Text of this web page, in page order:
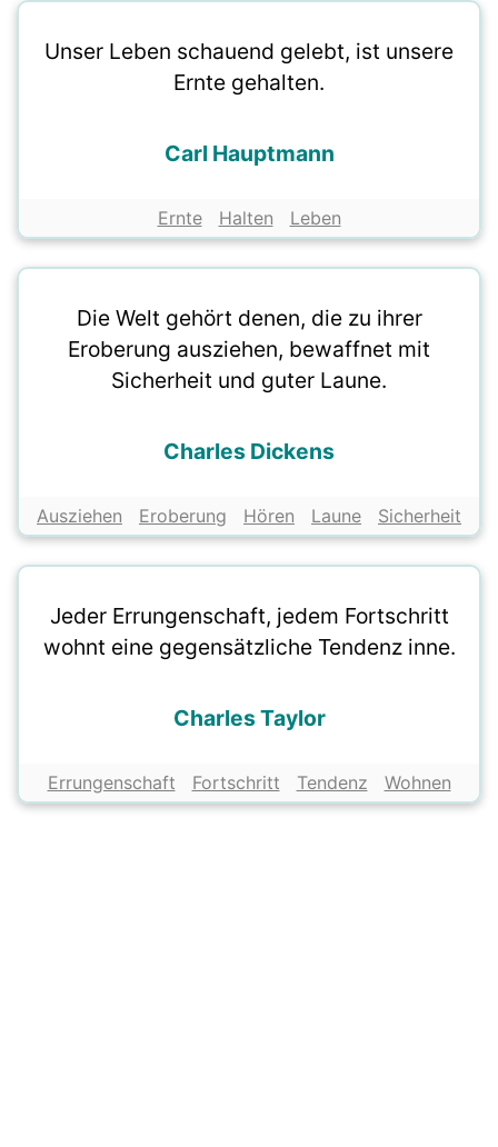
Unser Leben schauend gelebt, ist unsere
Ernte gehalten.
Carl Hauptmann
Ernte Halten Leben
Die Welt gehört denen, die zu ihrer
Eroberung ausziehen, bewaffnet mit
Sicherheit und guter Laune.
Charles Dickens
Ausziehen Eroberung Hören Laune Sicherheit
Jeder Errungenschaft, jedem Fortschritt
wohnt eine gegensätzliche Tendenz inne.
Charles Taylor
Errungenschaft Fortschritt Tendenz Wohnen